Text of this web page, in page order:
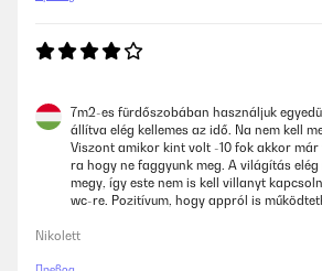
7m2-es fürdőszobában használjuk
állítva elég kellemes az idő. Na nem kell
Viszont amikor kint volt -10 fok akkor
ra hogy ne faggyunk meg. A világítás
megy, így este nem is kell villanyt
wc-re. Pozitívum, hogy appról is
Nikolett